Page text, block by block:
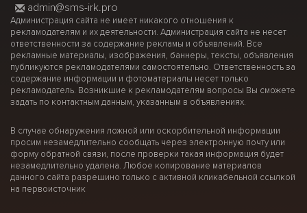
admin@sms-irk.pro
Администрация сайта не имеет никакого отношения к
рекламодателям и их деятельности. Администрация сайта не несет
ответственности за содержание рекламы и объявлений. Все
рекламные материалы, изображения, баннеры, тексты, объявления
публикуются рекламодателями самостоятельно. Ответственность за
содержание информации и фотоматериалы несет только
рекламодатель. Возникшие к рекламодателям вопросы Вы сможете
задать по контактным данным, указанным в объявлениях.
В случае обнаружения ложной или оскорбительной информации
просим незамедлительно сообщать через электронную почту или
форму обратной связи, после проверки такая информация будет
незамедлительно удалена. Любое копирование материалов
данного сайта разрешино только с активной кликабельной ссылкой
на первоисточник